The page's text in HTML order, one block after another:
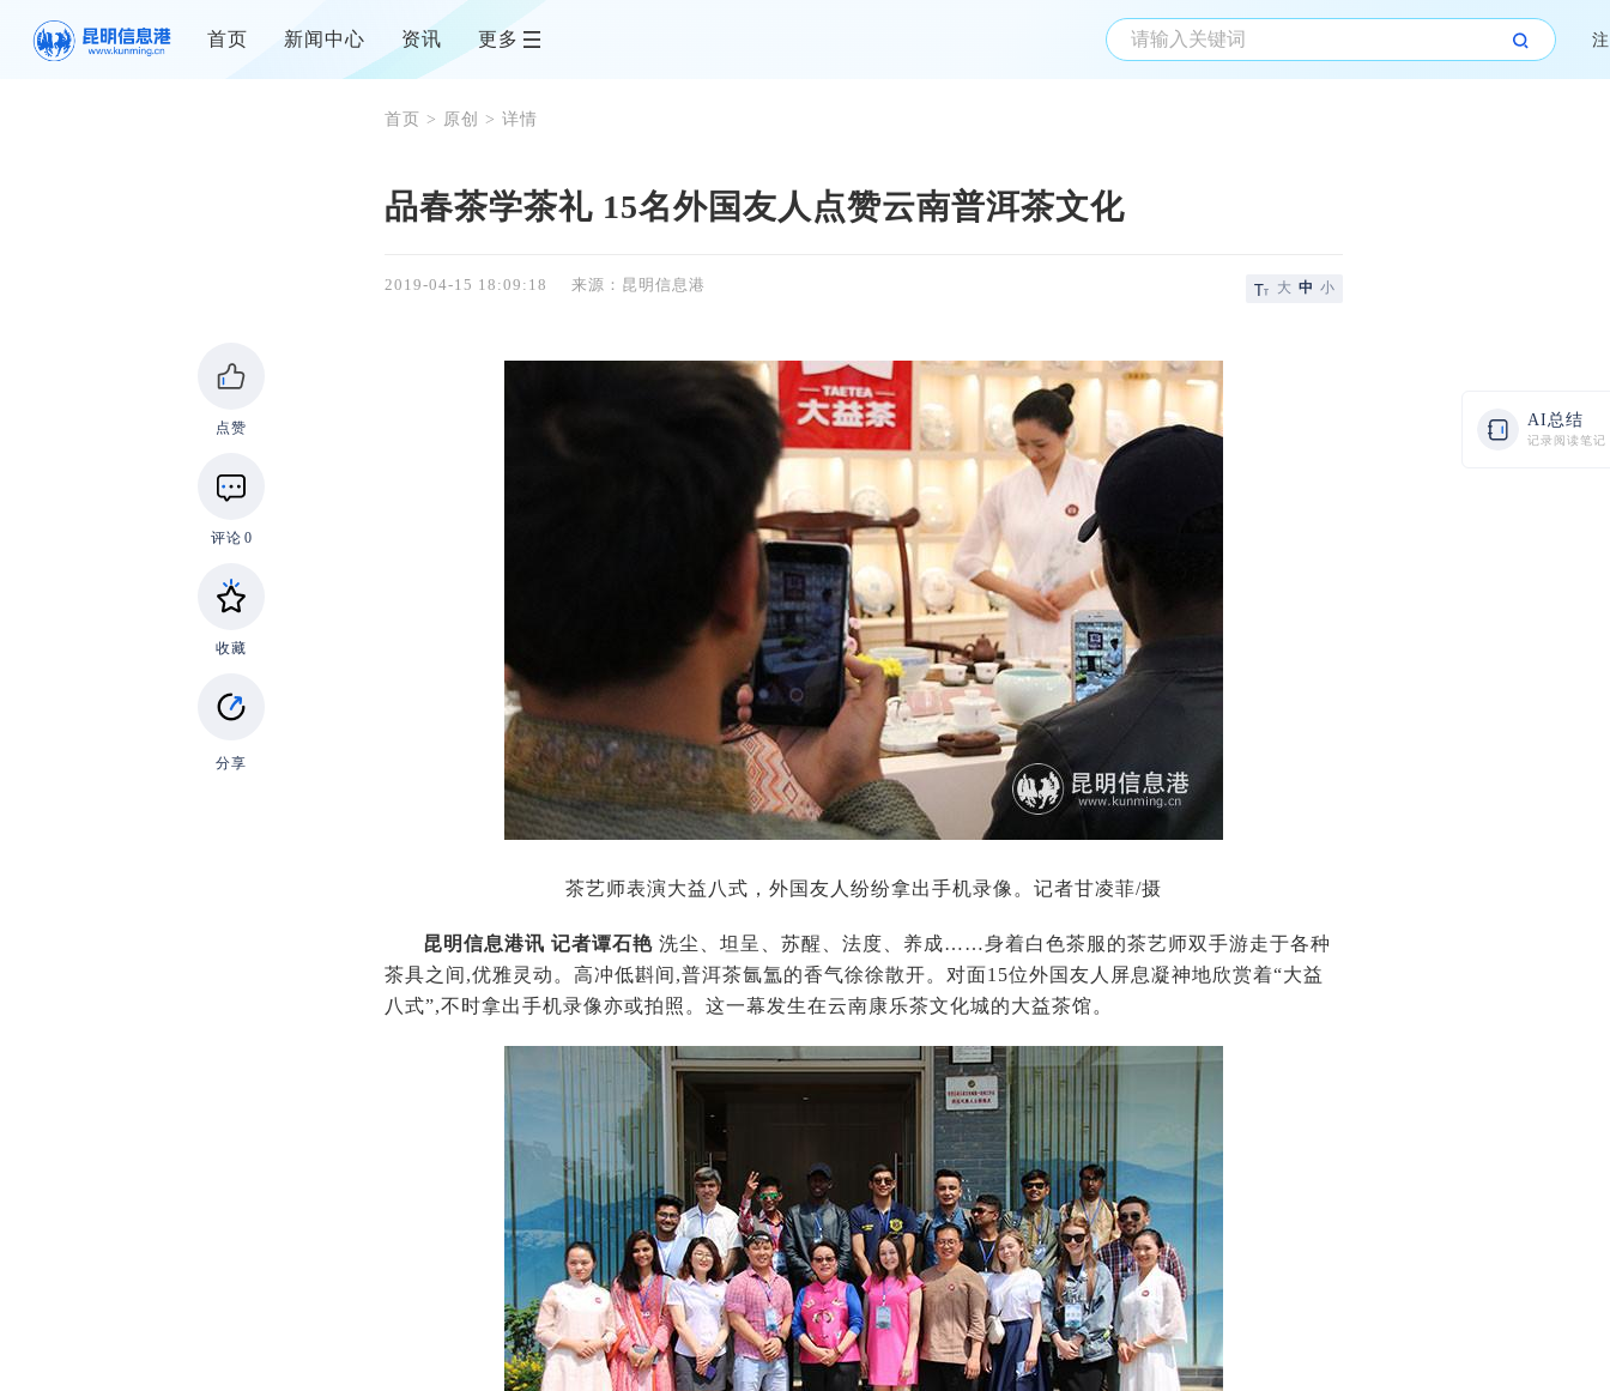
首页 新闻中心 资讯 更多
点赞
评论 0
收藏
分享
AI总结
记录阅读笔记
首页 > 原创 > 详情
品春茶学茶礼 15名外国友人点赞云南普洱茶文化
2019-04-15 18:09:18 来源：昆明信息港 大 中 小
茶艺师表演大益八式，外国友人纷纷拿出手机录像。记者甘凌菲/摄
昆明信息港讯 记者谭石艳 洗尘、坦呈、苏醒、法度、养成……身着白色茶服的茶艺师双手游走于各种
茶具之间,优雅灵动。高冲低斟间,普洱茶氤氲的香气徐徐散开。对面15位外国友人屏息凝神地欣赏着“大益
八式”,不时拿出手机录像亦或拍照。这一幕发生在云南康乐茶文化城的大益茶馆。